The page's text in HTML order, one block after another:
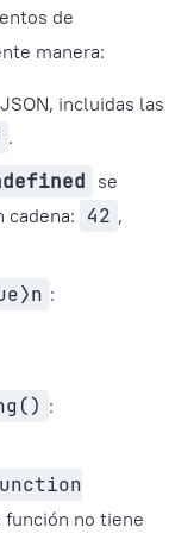
de
manera:
incluidas las
.
se
cadena: 42 ,
:
:
función no tiene